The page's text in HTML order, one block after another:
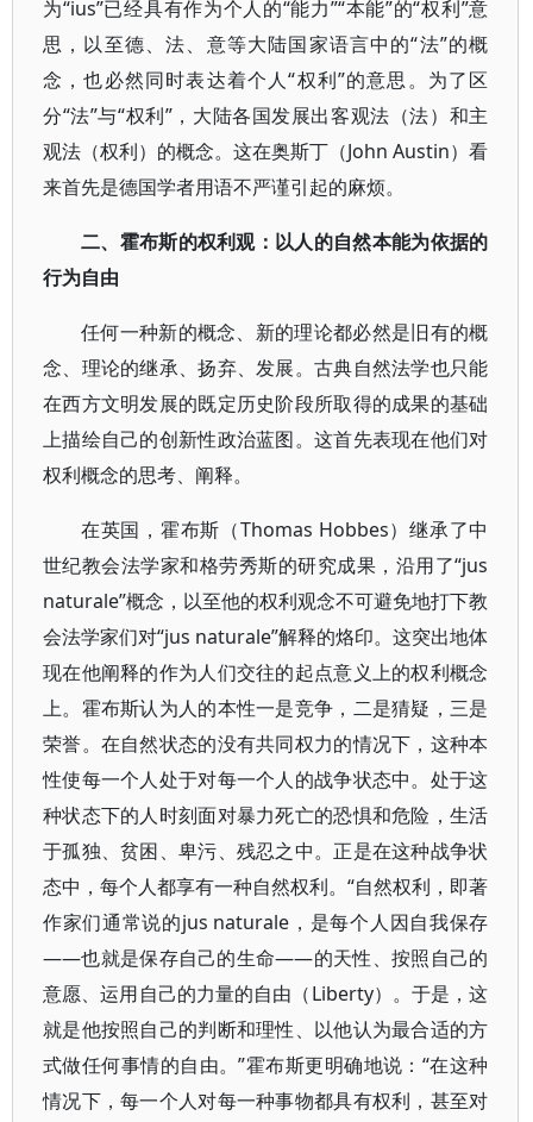
为“ius”已经具有作为个人的“能力”“本能”的“权利”意
思，以至德、法、意等大陆国家语言中的“法”的概
念，也必然同时表达着个人“权利”的意思。为了区
分“法”与“权利”，大陆各国发展出客观法（法）和主
观法（权利）的概念。这在奥斯丁（John Austin）看
来首先是德国学者用语不严谨引起的麻烦。
二、霍布斯的权利观：以人的自然本能为依据的
行为自由
任何一种新的概念、新的理论都必然是旧有的概
念、理论的继承、扬弃、发展。古典自然法学也只能
在西方文明发展的既定历史阶段所取得的成果的基础
上描绘自己的创新性政治蓝图。这首先表现在他们对
权利概念的思考、阐释。
在英国，霍布斯（Thomas Hobbes）继承了中
世纪教会法学家和格劳秀斯的研究成果，沿用了“jus
naturale”概念，以至他的权利观念不可避免地打下教
会法学家们对“jus naturale”解释的烙印。这突出地体
现在他阐释的作为人们交往的起点意义上的权利概念
上。霍布斯认为人的本性一是竞争，二是猜疑，三是
荣誉。在自然状态的没有共同权力的情况下，这种本
性使每一个人处于对每一个人的战争状态中。处于这
种状态下的人时刻面对暴力死亡的恐惧和危险，生活
于孤独、贫困、卑污、残忍之中。正是在这种战争状
态中，每个人都享有一种自然权利。“自然权利，即著
作家们通常说的jus naturale，是每个人因自我保存
——也就是保存自己的生命——的天性、按照自己的
意愿、运用自己的力量的自由（Liberty）。于是，这
就是他按照自己的判断和理性、以他认为最合适的方
式做任何事情的自由。”霍布斯更明确地说：“在这种
情况下，每一个人对每一种事物都具有权利，甚至对